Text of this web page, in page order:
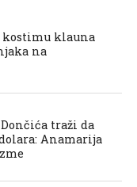
kostimu klauna
na
traži da
Anamarija